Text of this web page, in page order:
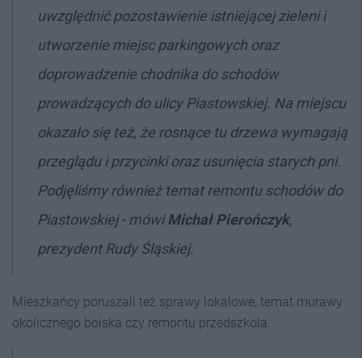
uwzględnić pozostawienie istniejącej zieleni i
utworzenie miejsc parkingowych oraz
doprowadzenie chodnika do schodów
prowadzących do ulicy Piastowskiej. Na miejscu
okazało się też, że rosnące tu drzewa wymagają
przeglądu i przycinki oraz usunięcia starych pni.
Podjęliśmy również temat remontu schodów do
Piastowskiej - mówiMichał Pierończyk,
prezydent Rudy Śląskiej.
Mieszkańcy poruszali też sprawy lokalowe, temat murawy
okolicznego boiska czy remontu przedszkola.